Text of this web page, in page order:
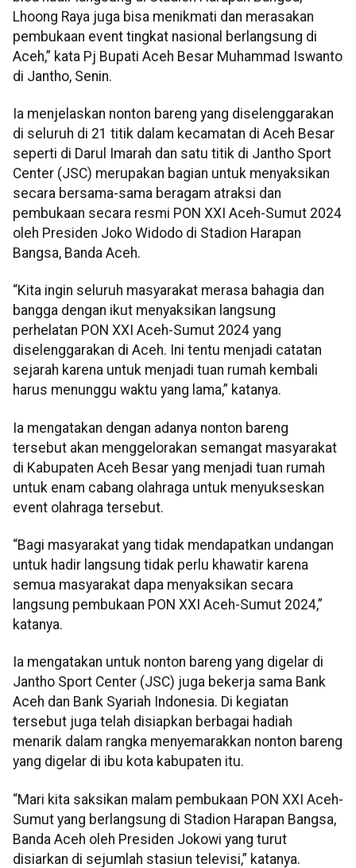
Lhoong Raya juga bisa menikmati dan merasakan
pembukaan event tingkat nasional berlangsung di
Aceh,” kata Pj Bupati Aceh Besar Muhammad Iswanto
di Jantho, Senin.
Ia menjelaskan nonton bareng yang diselenggarakan
di seluruh di 21 titik dalam kecamatan di Aceh Besar
seperti di Darul Imarah dan satu titik di Jantho Sport
Center (JSC) merupakan bagian untuk menyaksikan
secara bersama-sama beragam atraksi dan
pembukaan secara resmi PON XXI Aceh-Sumut 2024
oleh Presiden Joko Widodo di Stadion Harapan
Bangsa, Banda Aceh.
“Kita ingin seluruh masyarakat merasa bahagia dan
bangga dengan ikut menyaksikan langsung
perhelatan PON XXI Aceh-Sumut 2024 yang
diselenggarakan di Aceh. Ini tentu menjadi catatan
sejarah karena untuk menjadi tuan rumah kembali
harus menunggu waktu yang lama,” katanya.
Ia mengatakan dengan adanya nonton bareng
tersebut akan menggelorakan semangat masyarakat
di Kabupaten Aceh Besar yang menjadi tuan rumah
untuk enam cabang olahraga untuk menyukseskan
event olahraga tersebut.
“Bagi masyarakat yang tidak mendapatkan undangan
untuk hadir langsung tidak perlu khawatir karena
semua masyarakat dapa menyaksikan secara
langsung pembukaan PON XXI Aceh-Sumut 2024,”
katanya.
Ia mengatakan untuk nonton bareng yang digelar di
Jantho Sport Center (JSC) juga bekerja sama Bank
Aceh dan Bank Syariah Indonesia. Di kegiatan
tersebut juga telah disiapkan berbagai hadiah
menarik dalam rangka menyemarakkan nonton bareng
yang digelar di ibu kota kabupaten itu.
“Mari kita saksikan malam pembukaan PON XXI Aceh-
Sumut yang berlangsung di Stadion Harapan Bangsa,
Banda Aceh oleh Presiden Jokowi yang turut
disiarkan di sejumlah stasiun televisi,” katanya.